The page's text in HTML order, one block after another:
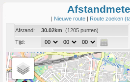
| Nieuwe route | Route zoeken
Afstand:
30.02km (1205 punten)
Tijd:
Coord:
Info:Link naar deze route